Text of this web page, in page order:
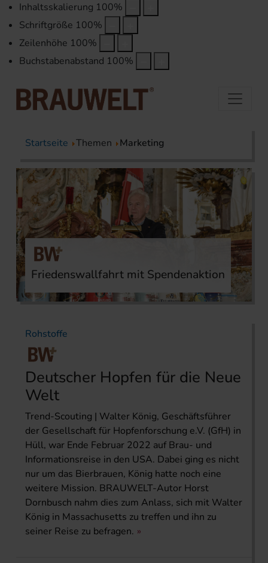
Inhaltsskalierung 100%
Schriftgröße 100%
Zeilenhöhe 100%
Buchstabenabstand 100%
Startseite Themen Marketing
Friedenswallfahrt mit Spendenaktion
Rohstoffe
Deutscher Hopfen für die Neue
Welt
Trend-Scouting | Walter König, Geschäftsführer
der Gesellschaft für Hopfenforschung e.V. (GfH) in
Hüll, war Ende Februar 2022 auf Brau- und
Informationsreise in den USA. Dabei ging es nicht
nur um das Bierbrauen, König hatte noch eine
weitere Mission. BRAUWELT-Autor Horst
Dornbusch nahm dies zum Anlass, sich mit Walter
König in Massachusetts zu treffen und ihn zu
seiner Reise zu befragen.